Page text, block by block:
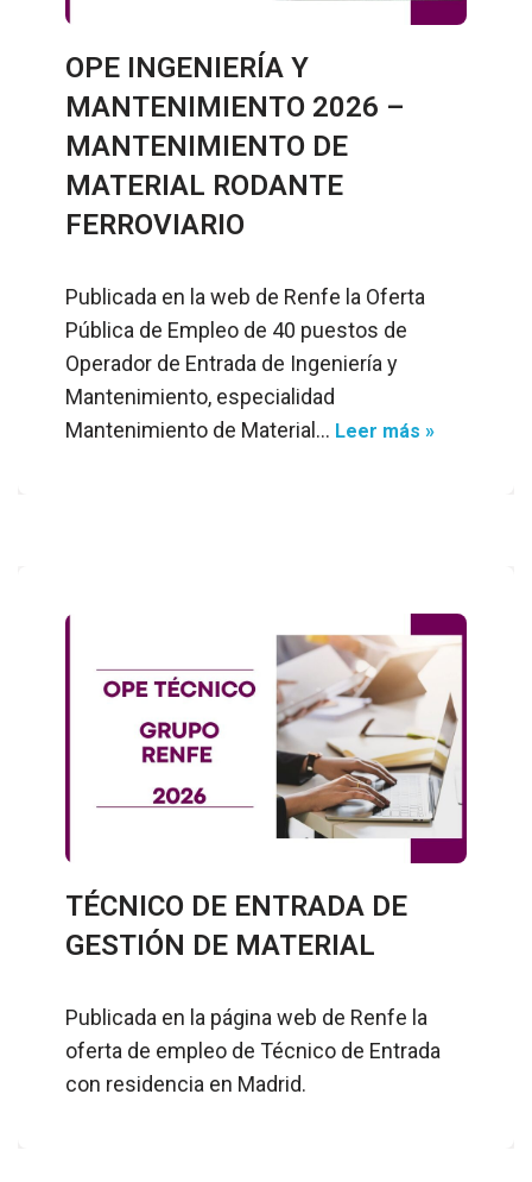
OPE INGENIERÍA Y
MANTENIMIENTO 2026 –
MANTENIMIENTO DE
MATERIAL RODANTE
FERROVIARIO
Publicada en la web de Renfe la Oferta
Pública de Empleo de 40 puestos de
Operador de Entrada de Ingeniería y
Mantenimiento, especialidad
Mantenimiento de Material… Leer más »
TÉCNICO DE ENTRADA DE
GESTIÓN DE MATERIAL
Publicada en la página web de Renfe la
oferta de empleo de Técnico de Entrada
con residencia en Madrid.